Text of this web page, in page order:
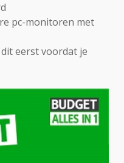
pc-monitoren met
eerst voordat je